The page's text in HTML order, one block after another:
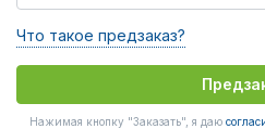
Что такое предзаказ?
Нажимая кнопку "Заказать", я даю